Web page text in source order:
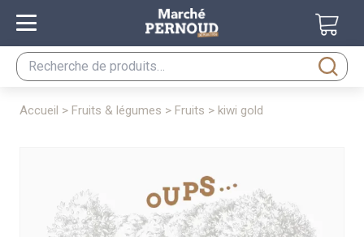
Recherche
pour :
accueil > fruits & légumes > fruits > kiwi gold